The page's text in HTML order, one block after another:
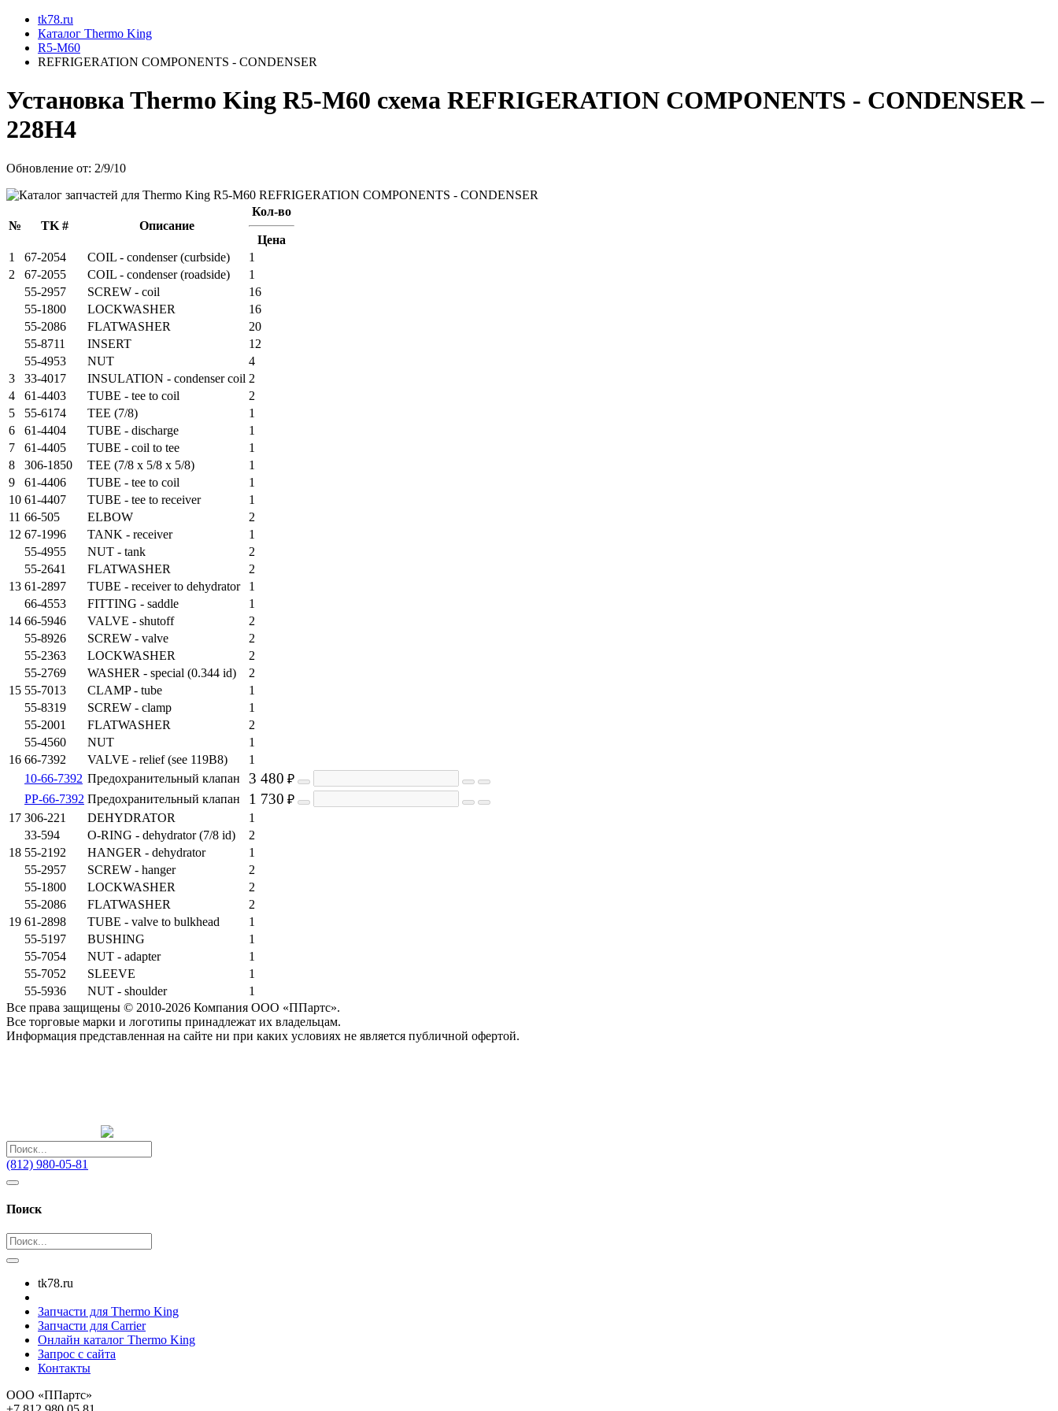
tk78.ru
Каталог Thermo King
R5-M60
REFRIGERATION COMPONENTS - CONDENSER
Установкa Thermo King R5-M60 схема REFRIGERATION COMPONENTS - CONDENSER–
228H4
Обновление от: 2/9/10
№ TK # Описание
Кол-во
Цена
1
67-2054 COIL - condenser (curbside)
1
2
67-2055 COIL - condenser (roadside)
1
55-2957
SCREW - coil
16
55-1800
LOCKWASHER
16
55-2086
FLATWASHER
20
55-8711
INSERT
12
55-4953
NUT
4
3
33-4017 INSULATION - condenser coil 2
4
61-4403 TUBE - tee to coil
2
5
55-6174 TEE (7/8)
1
6
61-4404 TUBE - discharge
1
7
61-4405 TUBE - coil to tee
1
8
306-1850 TEE (7/8 x 5/8 x 5/8)
1
9
61-4406 TUBE - tee to coil
1
10 61-4407 TUBE - tee to receiver
1
11 66-505 ELBOW
2
12 67-1996 TANK - receiver
1
55-4955
NUT - tank
2
55-2641
FLATWASHER
2
13 61-2897 TUBE - receiver to dehydrator
1
66-4553
FITTING - saddle
1
14 66-5946 VALVE - shutoff
2
55-8926
SCREW - valve
2
55-2363
LOCKWASHER
2
55-2769
WASHER - special (0.344 id)
2
15 55-7013 CLAMP - tube
1
55-8319
SCREW - clamp
1
55-2001
FLATWASHER
2
55-4560
NUT
1
16 66-7392 VALVE - relief (see 119B8)
1
10-66-7392 Предохранительный клапан 3 480 ₽
PP-66-7392 Предохранительный клапан 1 730 ₽
17 306-221 DEHYDRATOR
1
33-594
O-RING - dehydrator (7/8 id)
2
18 55-2192 HANGER - dehydrator
1
55-2957
SCREW - hanger
2
55-1800
LOCKWASHER
2
55-2086
FLATWASHER
2
19 61-2898 TUBE - valve to bulkhead
1
55-5197
BUSHING
1
55-7054
NUT - adapter
1
55-7052
SLEEVE
1
55-5936
NUT - shoulder
1
Все права защищены © 2010-2026 Компания ООО «ППартс».
Все торговые марки и логотипы принадлежат их владельцам.
Информация представленная на сайте ни при каких условиях не является публичной офертой.
(812) 980-05-81
Поиск
tk78.ru
Запчасти для Thermo King
Запчасти для Carrier
Онлайн каталог Thermo King
Запрос с сайта
Контакты
ООО «ППартс»